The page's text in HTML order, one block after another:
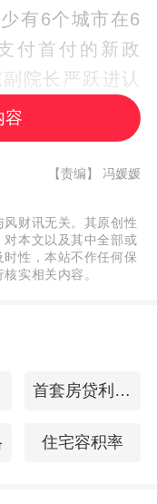
有6个城市在6
付首付的新政
院长严跃进认
购房首付款的
房者的首付负
和国家当前提
本质上间接提
了其购房消费
虽然有差异，
、保障房和租
容
【责编】 冯媛媛
财讯无关。其原创性
对本文以及其中全部或
性，本站不作任何保
实相关内容。
首套房贷利率变化
住宅容积率